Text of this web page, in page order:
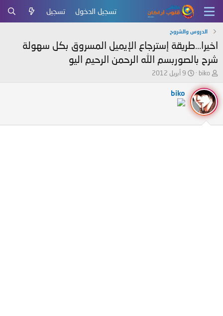
تسجيل الدخول تسجيل
الدروس والشروح
اخيرا...طريقة إسترجاع الإيميل المسروق بكل سهولة
شرح بالصوربسم الله الرحمن الرحيم اليو
ب
د
ئ
ا
ل
م
biko
ت
ي
خ
ل
9 أبريل 2012
biko